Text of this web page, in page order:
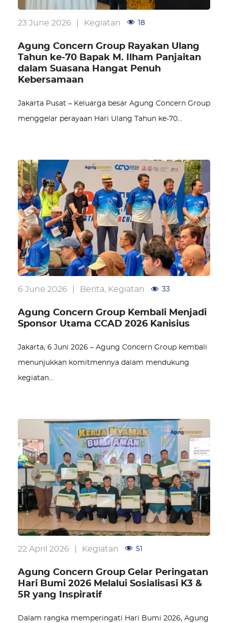
23 June 2026 Kegiatan 18
Agung Concern Group Rayakan Ulang
Tahun ke-70 Bapak M. Ilham Panjaitan
dalam Suasana Hangat Penuh
Kebersamaan
Jakarta Pusat – Keluarga besar Agung Concern Group
menggelar perayaan Hari Ulang Tahun ke-70…
6 June 2026 Berita, Kegiatan 33
Agung Concern Group Kembali Menjadi
Sponsor Utama CCAD 2026 Kanisius
Jakarta, 6 Juni 2026 – Agung Concern Group kembali
menunjukkan komitmennya dalam mendukung
kegiatan…
22 April 2026 Kegiatan 51
Agung Concern Group Gelar Peringatan
Hari Bumi 2026 Melalui Sosialisasi K3 &
5R yang Inspiratif
Dalam rangka memperingati Hari Bumi 2026, Agung